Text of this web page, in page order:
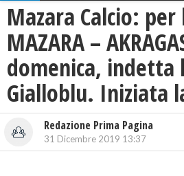
Mazara Calcio:
MAZARA –
domenica, indetta
Gialloblu. Iniziata
Redazione Prima Pagina
31 Dicembre 2019 13:37